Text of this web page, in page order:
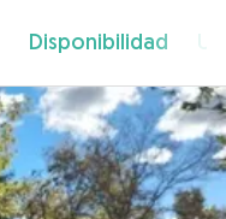
Disponibilidad